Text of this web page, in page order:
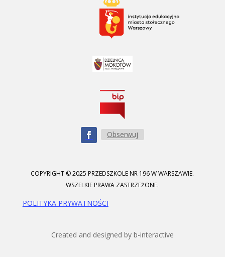
Obserwuj
COPYRIGHT © 2025 PRZEDSZKOLE NR 196 W WARSZAWIE.
WSZELKIE PRAWA ZASTRZEŻONE.
POLITYKA PRYWATNOŚCI
Created and designed by b-interactive